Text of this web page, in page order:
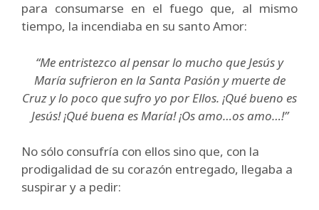
para consumarse en el fuego que, al mismo
tiempo, la incendiaba en su santo Amor:
“Me entristezco al pensar lo mucho que Jesús y
María sufrieron en la Santa Pasión y muerte de
Cruz y lo poco que sufro yo por Ellos. ¡Qué bueno es
Jesús!¡Qué buena es María! ¡Os amo…os amo…!”
No sólo consufría con ellos sino que, con la
prodigalidad de su corazón entregado, llegaba a
suspirar y a pedir: